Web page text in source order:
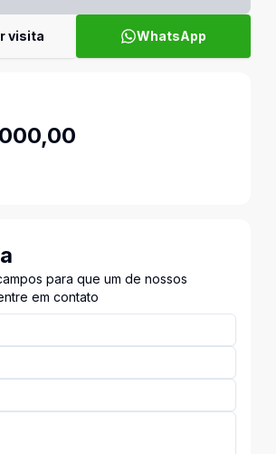
visita WhatsApp
para que um de nossos
em contato